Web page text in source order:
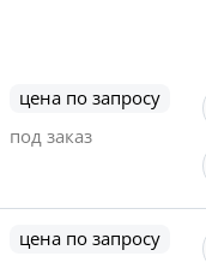
цена по запросу
под заказ
цена по запросу